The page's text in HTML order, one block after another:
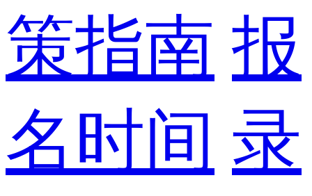
策指南 报
名时间 录